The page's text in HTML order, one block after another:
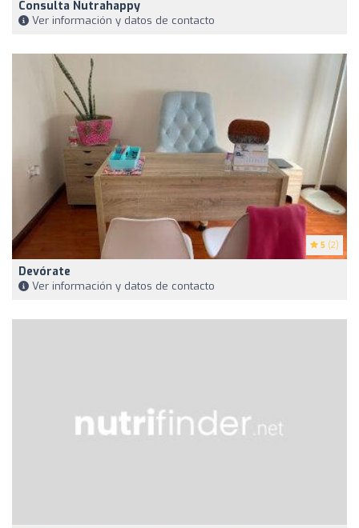
Consulta Nutrahappy
Ver información y datos de contacto
5 (2)
Devórate
Ver información y datos de contacto